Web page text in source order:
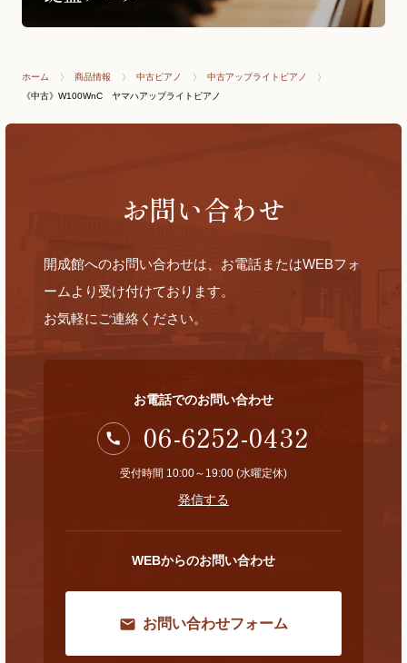
ホーム 商品情報 中古ピアノ
中古アップライトピアノ
《中古》W100WnC ヤマハアップライトピアノ
お問い合わせ
開成館へのお問い合わせは、お電話またはWEBフォ
ームより受け付けております。
お気軽にご連絡ください。
お電話でのお問い合わせ
06-6252-0432
受付時間 10:00～19:00 (水曜定休)
発信する
WEBからのお問い合わせ
お問い合わせフォーム